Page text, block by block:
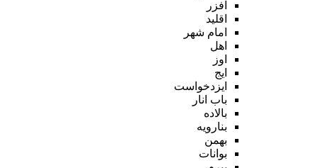
افزر
اقلید
امام شهر
اهل
اوز
ایج
ایزدخواست
باب انار
بالاده
بنارویه
بهمن
بوانات